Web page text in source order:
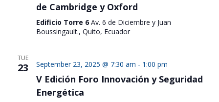
de Cambridge y Oxford
Edificio Torre 6 Av. 6 de Diciembre y Juan
Boussingault., Quito, Ecuador
TUE
23 September 23, 2025 @ 7:30 am - 1:00 pm
V Edición Foro Innovación y Seguridad
Energética